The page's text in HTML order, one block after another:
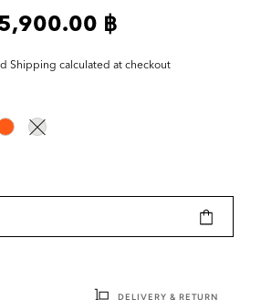
฿
Shipping calculated at checkout
DELIVERY & RETURN